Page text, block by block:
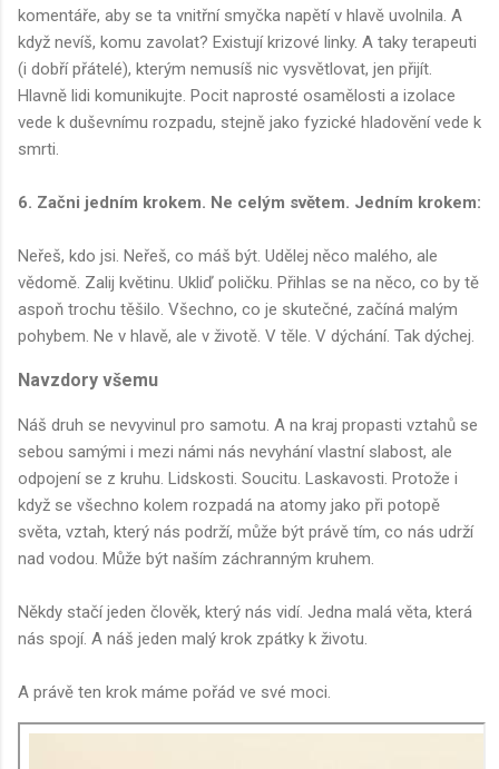
komentáře, aby se ta vnitřní smyčka napětí v hlavě uvolnila. A
když nevíš, komu zavolat? Existují krizové linky. A taky terapeuti
(i dobří přátelé), kterým nemusíš nic vysvětlovat, jen přijít.
Hlavně lidi komunikujte. Pocit naprosté osamělosti a izolace
vede k duševnímu rozpadu, stejně jako fyzické hladovění vede k
smrti.
6. Začni jedním krokem. Ne celým světem. Jedním krokem:
Neřeš, kdo jsi. Neřeš, co máš být. Udělej něco malého, ale
vědomě. Zalij květinu. Ukliď poličku. Přihlas se na něco, co by tě
aspoň trochu těšilo. Všechno, co je skutečné, začíná malým
pohybem. Ne v hlavě, ale v životě. V těle. V dýchání. Tak dýchej.
Navzdory všemu
Náš druh se nevyvinul pro samotu. A na kraj propasti vztahů se
sebou samými i mezi námi nás nevyhání vlastní slabost, ale
odpojení se z kruhu. Lidskosti. Soucitu. Laskavosti. Protože i
když se všechno kolem rozpadá na atomy jako při potopě
světa, vztah, který nás podrží, může být právě tím, co nás udrží
nad vodou. Může být naším záchranným kruhem.
Někdy stačí jeden člověk, který nás vidí. Jedna malá věta, která
nás spojí. A náš jeden malý krok zpátky k životu.
A právě ten krok máme pořád ve své moci.